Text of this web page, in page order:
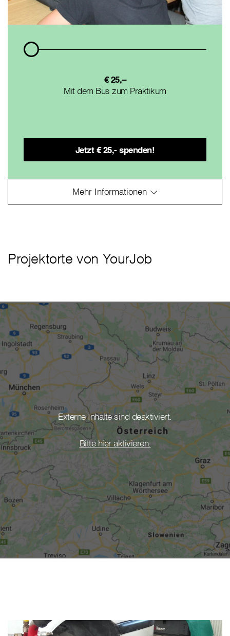
€ 25,–
Mit dem Bus zum Praktikum
Projektorte von YourJob
Externe Inhalte sind deaktiviert.
Bitte hier aktivieren.